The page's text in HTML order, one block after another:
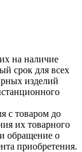
на наличие
срок для всех
изделий
с товаром до
их товарного
обращение о
приобретения.